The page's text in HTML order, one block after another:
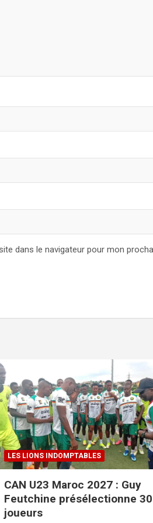
dans le navigateur pour mon
COUPE DU CAMEROUN
Coupe du Cameroun : voici le
programme des quarts de
finale